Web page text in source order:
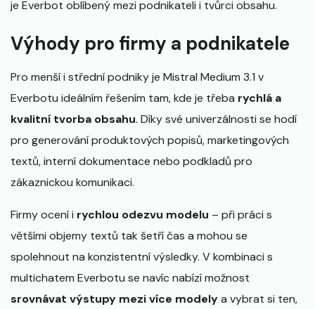
je Everbot oblíbený mezi podnikateli i tvůrci obsahu.
Výhody pro firmy a podnikatele
Pro menší i střední podniky je Mistral Medium 3.1 v
Everbotu ideálním řešením tam, kde je třeba rychlá a
kvalitní tvorba obsahu. Díky své univerzálnosti se hodí
pro generování produktových popisů, marketingových
textů, interní dokumentace nebo podkladů pro
zákaznickou komunikaci.
Firmy ocení i rychlou odezvu modelu – při práci s
většími objemy textů tak šetří čas a mohou se
spolehnout na konzistentní výsledky. V kombinaci s
multichatem Everbotu se navíc nabízí možnost
srovnávat výstupy mezi více modelya vybrat si ten,